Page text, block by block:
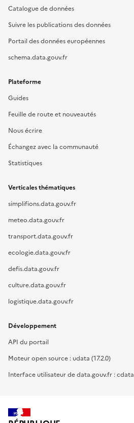
Catalogue de données
Suivre les publications des données
Portail des données européennes
schema.data.gouv.fr
Plateforme
Guides
Feuille de route et nouveautés
Nous écrire
Échangez avec la communauté
Statistiques
Verticales thématiques
simplifions.data.gouv.fr
meteo.data.gouv.fr
transport.data.gouv.fr
ecologie.data.gouv.fr
defis.data.gouv.fr
culture.data.gouv.fr
logistique.data.gouv.fr
Développement
API du portail
Moteur open source : udata (17.2.0)
Interface utilisateur de data.gouv.fr :